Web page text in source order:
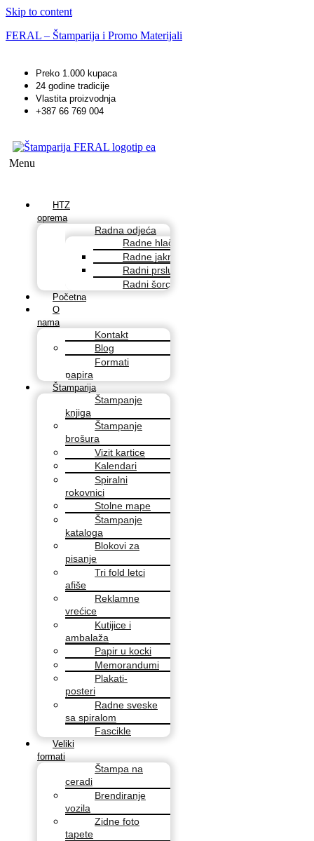
Skip to content
FERAL – Štamparija i Promo Materijali
Preko 1.000 kupaca
24 godine tradicije
Vlastita proizvodnja
+387 66 769 004
Menu
HTZ
oprema
Radna odjeća
Radne hlače
Radne jakne
Radni prsluci
Radni šorcevi
Početna
O
nama
Kontakt
Blog
Formati
papira
Štamparija
Štampanje
knjiga
Štampanje
brošura
Vizit kartice
Kalendari
Spiralni
rokovnici
Stolne mape
Štampanje
kataloga
Blokovi za
pisanje
Tri fold letci
afiše
Reklamne
vrećice
Kutijice i
ambalaža
Papir u kocki
Memorandumi
Plakati-
posteri
Radne sveske
sa spiralom
Fascikle
Veliki
formati
Štampa na
ceradi
Brendiranje
vozila
Zidne foto
tapete